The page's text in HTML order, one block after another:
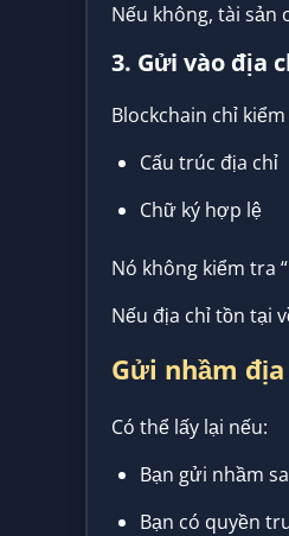
Nếu không, tài sản
3. Gửi vào địa
Blockchain chỉ
Cấu trúc địa chỉ
Chữ ký hợp lệ
Nó không kiểm tra
Nếu địa chỉ tồn tại
Gửi nhầm
Có thể lấy lại nếu:
Bạn gửi nhầm
Bạn có quyền